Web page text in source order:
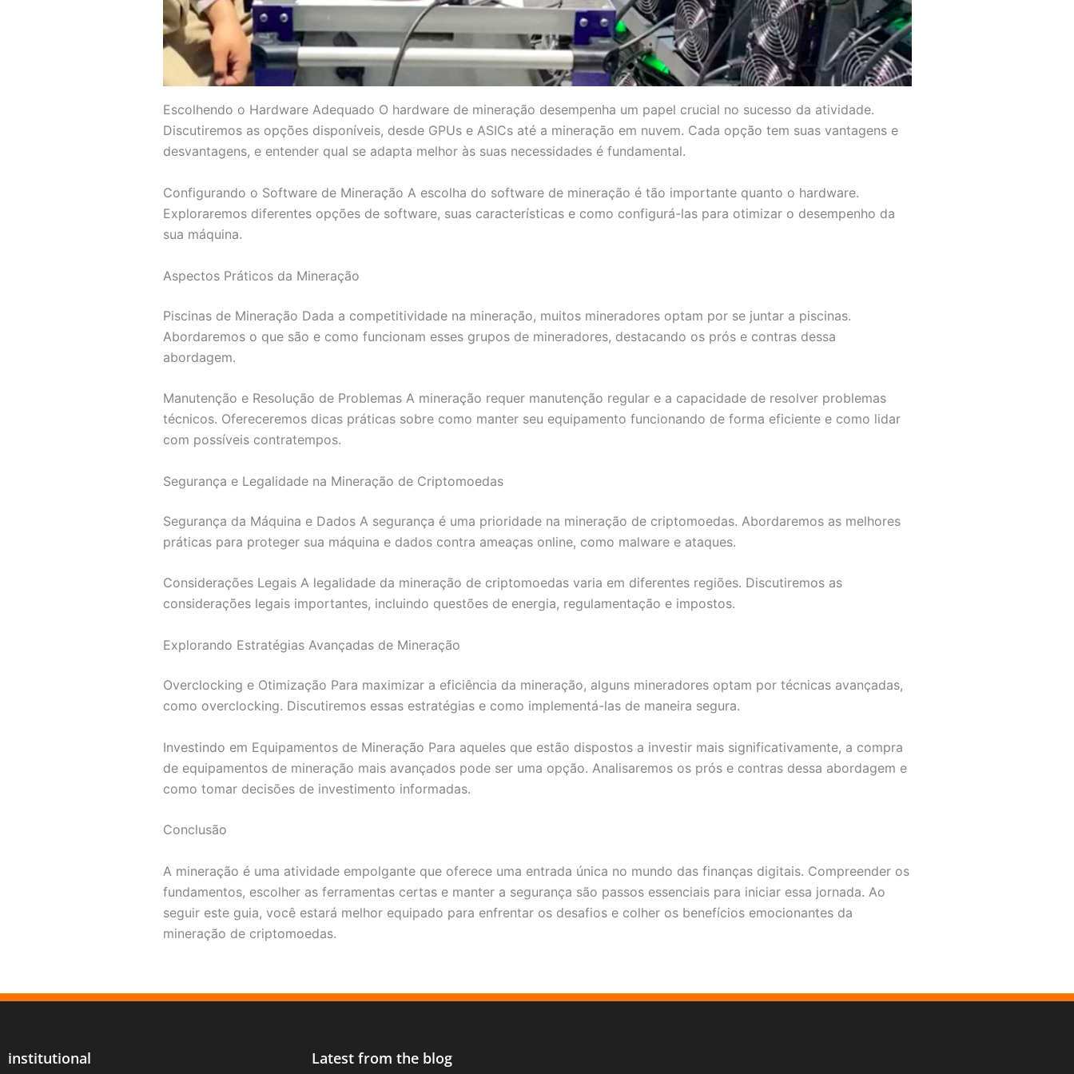
Escolhendo o Hardware Adequado O hardware de mineração desempenha um papel crucial no sucesso da atividade.
Discutiremos as opções disponíveis, desde GPUs e ASICs até a mineração em nuvem. Cada opção tem suas vantagens e
desvantagens, e entender qual se adapta melhor às suas necessidades é fundamental.
Configurando o Software de Mineração A escolha do software de mineração é tão importante quanto o hardware.
Exploraremos diferentes opções de software, suas características e como configurá-las para otimizar o desempenho da
sua máquina.
Aspectos Práticos da Mineração
Piscinas de Mineração Dada a competitividade na mineração, muitos mineradores optam por se juntar a piscinas.
Abordaremos o que são e como funcionam esses grupos de mineradores, destacando os prós e contras dessa
abordagem.
Manutenção e Resolução de Problemas A mineração requer manutenção regular e a capacidade de resolver problemas
técnicos. Ofereceremos dicas práticas sobre como manter seu equipamento funcionando de forma eficiente e como lidar
com possíveis contratempos.
Segurança e Legalidade na Mineração de Criptomoedas
Segurança da Máquina e Dados A segurança é uma prioridade na mineração de criptomoedas. Abordaremos as melhores
práticas para proteger sua máquina e dados contra ameaças online, como malware e ataques.
Considerações Legais A legalidade da mineração de criptomoedas varia em diferentes regiões. Discutiremos as
considerações legais importantes, incluindo questões de energia, regulamentação e impostos.
Explorando Estratégias Avançadas de Mineração
Overclocking e Otimização Para maximizar a eficiência da mineração, alguns mineradores optam por técnicas avançadas,
como overclocking. Discutiremos essas estratégias e como implementá-las de maneira segura.
Investindo em Equipamentos de Mineração Para aqueles que estão dispostos a investir mais significativamente, a compra
de equipamentos de mineração mais avançados pode ser uma opção. Analisaremos os prós e contras dessa abordagem e
como tomar decisões de investimento informadas.
Conclusão
A mineração é uma atividade empolgante que oferece uma entrada única no mundo das finanças digitais. Compreender os
fundamentos, escolher as ferramentas certas e manter a segurança são passos essenciais para iniciar essa jornada. Ao
seguir este guia, você estará melhor equipado para enfrentar os desafios e colher os benefícios emocionantes da
mineração de criptomoedas.
institutional Latest from the blog